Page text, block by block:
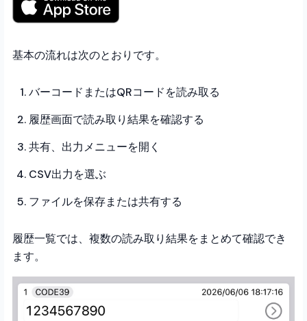
基本の流れは次のとおりです。
バーコードまたはQRコードを読み取る
履歴画面で読み取り結果を確認する
共有、出力メニューを開く
CSV出力を選ぶ
ファイルを保存または共有する
履歴一覧では、複数の読み取り結果をまとめて確認でき
ます。